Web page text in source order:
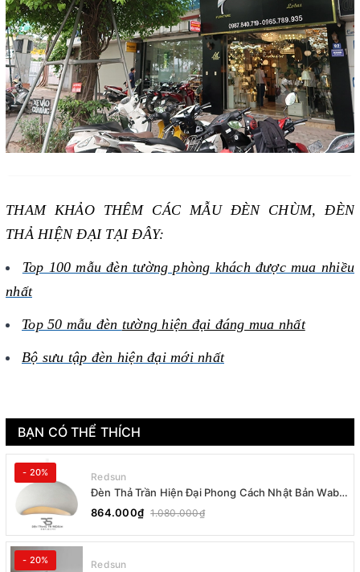
THAM KHẢO THÊM CÁC MẪU ĐÈN CHÙM, ĐÈN
THẢ HIỆN ĐẠI TẠI ĐÂY:
Top 100 mẫu đèn tường phòng khách được mua nhiều
nhất
Top 50 mẫu đèn tường hiện đại đáng mua nhất
Bộ sưu tập đèn hiện đại mới nhất
BẠN CÓ THỂ THÍCH
- 20% Redsun
Đèn Thả Trần Hiện Đại Phong Cách Nhật Bản Wabi-
sabi CDT-T036 Dáng B
864.000₫ 1.080.000₫
- 20% Redsun